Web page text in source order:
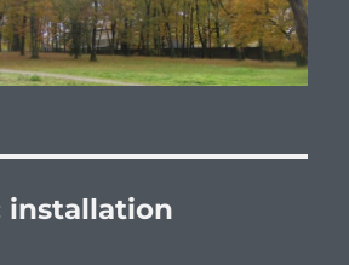
installation